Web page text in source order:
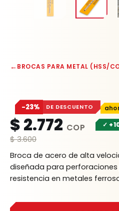
←BROCAS PARA METAL (HSS/
−23% DE DESCUENTO
$3.600
$2.772 ✓
Broca de acero de alta
diseñada para
resistencia en metales